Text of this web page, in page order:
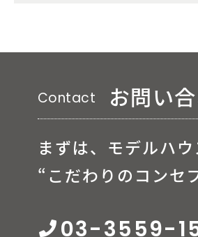
Contact お問い
まずは、モデルハ
“こだわりのコンセ
03-3559-